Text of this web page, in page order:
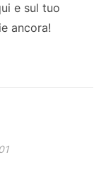
e sul tuo
ancora!